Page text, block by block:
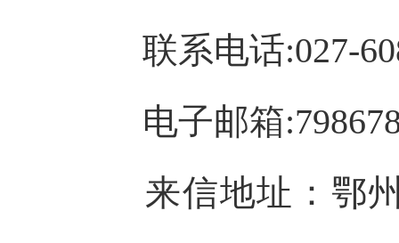
联系电话:027-
电子邮箱
来信地址：鄂